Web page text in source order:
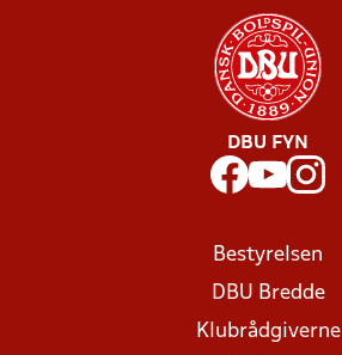
DBU FYN
Bestyrelsen
DBU Bredde
Klubrådgiverne